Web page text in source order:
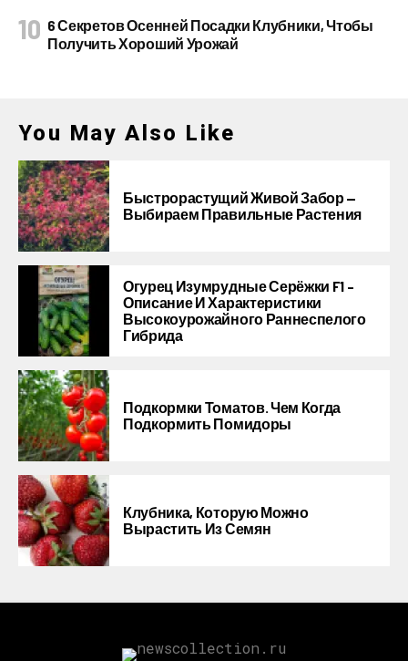
6 Секретов Осенней Посадки Клубники, Чтобы
Получить Хороший Урожай
You May Also Like
Быстрорастущий Живой Забор —
Выбираем Правильные Растения
Огурец Изумрудные Серёжки F1 –
Описание И Характеристики
Высокоурожайного Раннеспелого
Гибрида
Подкормки Томатов. Чем Когда
Подкормить Помидоры
Клубника, Которую Можно
Вырастить Из Семян